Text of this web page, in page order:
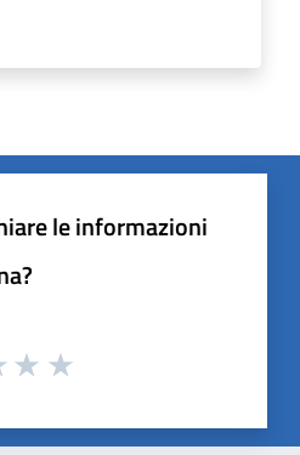
le informazioni